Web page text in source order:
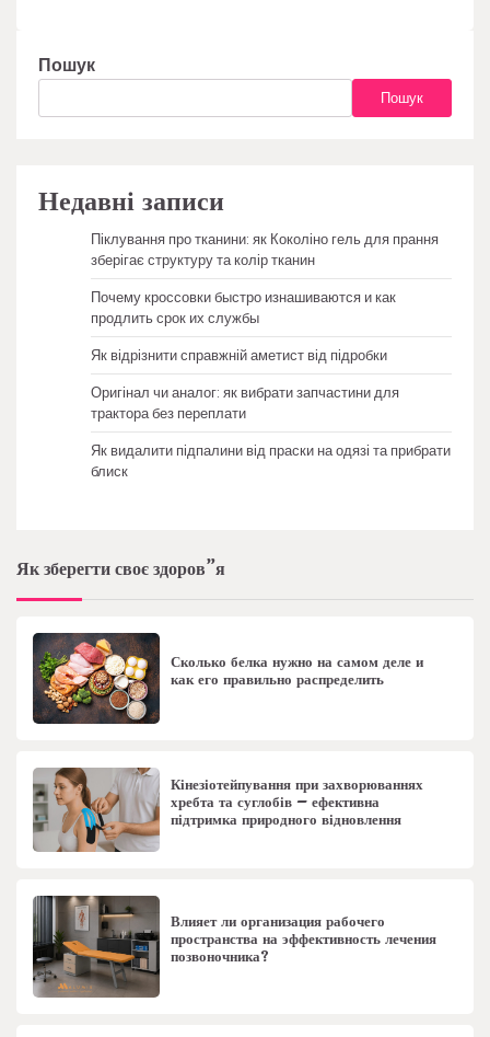
Пошук
Пошук
Недавні записи
Піклування про тканини: як Коколіно гель для прання
зберігає структуру та колір тканин
Почему кроссовки быстро изнашиваются и как
продлить срок их службы
Як відрізнити справжній аметист від підробки
Оригінал чи аналог: як вибрати запчастини для
трактора без переплати
Як видалити підпалини від праски на одязі та прибрати
блиск
Як зберегти своє здоров”я
Сколько белка нужно на самом деле и
как его правильно распределить
Кінезіотейпування при захворюваннях
хребта та суглобів – ефективна
підтримка природного відновлення
Влияет ли организация рабочего
пространства на эффективность лечения
позвоночника?